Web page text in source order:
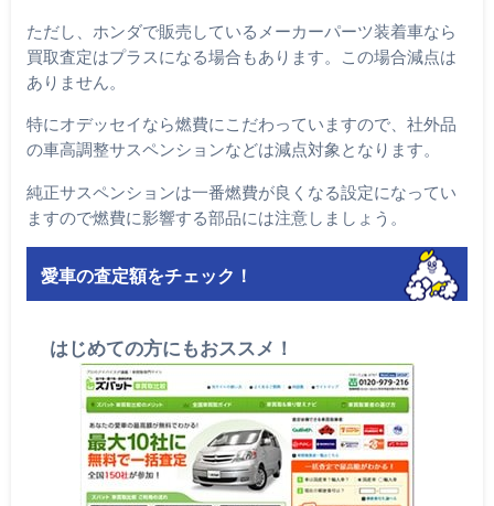
ただし、ホンダで販売しているメーカーパーツ装着車なら
買取査定はプラスになる場合もあります。この場合減点は
ありません。
特にオデッセイなら燃費にこだわっていますので、社外品
の車高調整サスペンションなどは減点対象となります。
純正サスペンションは一番燃費が良くなる設定になってい
ますので燃費に影響する部品には注意しましょう。
愛車の査定額をチェック！
はじめての方にもおススメ！